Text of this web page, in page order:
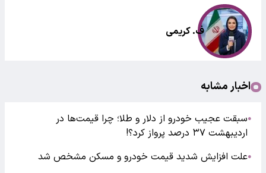
ف. کریمی
اخبار مشابه
●سبقت عجیب خودرو از دلار و طلا؛ چرا قیمت‌ها در
اردیبهشت ۳۷ درصد پرواز کرد؟!
●علت افزایش شدید قیمت خودرو و مسکن مشخص شد